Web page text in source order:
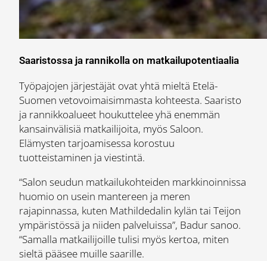
Saaristossa ja rannikolla on matkailupotentiaalia
Työpajojen järjestäjät ovat yhtä mieltä Etelä-
Suomen vetovoimaisimmasta kohteesta. Saaristo
ja rannikkoalueet houkuttelee yhä enemmän
kansainvälisiä matkailijoita, myös Saloon.
Elämysten tarjoamisessa korostuu
tuotteistaminen ja viestintä.
“Salon seudun matkailukohteiden markkinoinnissa
huomio on usein mantereen ja meren
rajapinnassa, kuten Mathildedalin kylän tai Teijon
ympäristössä ja niiden palveluissa”, Badur sanoo.
“Samalla matkailijoille tulisi myös kertoa, miten
sieltä pääsee muille saarille.